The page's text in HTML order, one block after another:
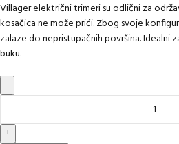
Villager električni trimeri su odlični za
kosačica ne može prići. Zbog svoje
zalaze do nepristupačnih površina. Idealni
buku.